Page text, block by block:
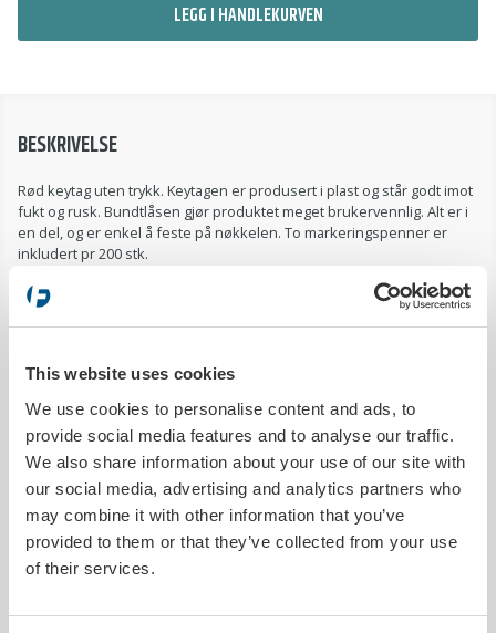
This website uses cookies
We use cookies to personalise content and ads, to
provide social media features and to analyse our traffic.
We also share information about your use of our site with
our social media, advertising and analytics partners who
may combine it with other information that you’ve
provided to them or that they’ve collected from your use
of their services.
LEGG I HANDLEKURVEN
BESKRIVELSE
Rød keytag uten trykk. Keytagen er produsert i plast og står godt imot
fukt og rusk. Bundtlåsen gjør produktet meget brukervennlig. Alt er i
en del, og er enkel å feste på nøkkelen. To markeringspenner er
inkludert pr 200 stk.
PRODUKTDETALJER
Antall pr pakke
200 stk (to markeringspenner er inkludert)
Bredde
183 mm
Type produkt
Keytags
MILJØDATA
Utslipp co² 1.1862kg/pakke